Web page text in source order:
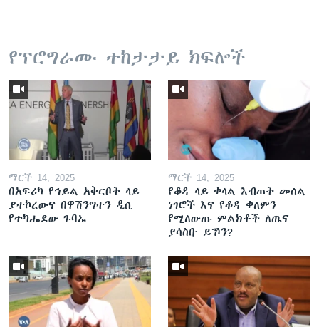
የፕሮግራሙ ተከታታይ ክፍሎች
ማርች 14, 2025
በአፍሪካ የኅይል አቅርቦት ላይ
ያተኮረውና በዋሽንግተን ዲሲ
የተካሔደው ጉባኤ
ማርች 14, 2025
የቆዳ ላይ ቀላል እብጠት መሰል
ነገሮች እና የቆዳ ቀለምን
የሚለውጡ ምልክቶች ለጤና
ያሳስቡ ይኾን?